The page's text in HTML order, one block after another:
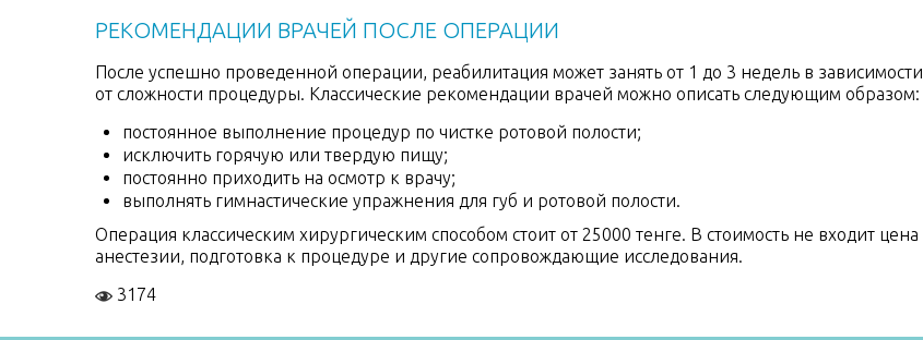
РЕКОМЕНДАЦИИ ВРАЧЕЙ ПОСЛЕ ОПЕРАЦИИ
После успешно проведенной операции, реабилитация может занять от 1 до 3 недель в зависимости
от сложности процедуры. Классические рекомендации врачей можно описать следующим образом:
постоянное выполнение процедур по чистке ротовой полости;
исключить горячую или твердую пищу;
постоянно приходить на осмотр к врачу;
выполнять гимнастические упражнения для губ и ротовой полости.
Операция классическим хирургическим способом стоит от 25000 тенге. В стоимость не входит цена
анестезии, подготовка к процедуре и другие сопровождающие исследования.
3174